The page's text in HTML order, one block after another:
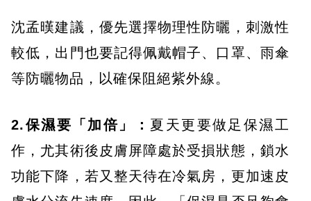
沈孟暵建議，優先選擇物理性防曬，刺激性
較低，出門也要記得佩戴帽子、口罩、雨傘
等防曬物品，以確保阻絕紫外線。
2.保濕要「加倍」： 夏天更要做足保濕工
作，尤其術後皮膚屏障處於受損狀態，鎖水
功能下降，若又整天待在冷氣房，更加速皮